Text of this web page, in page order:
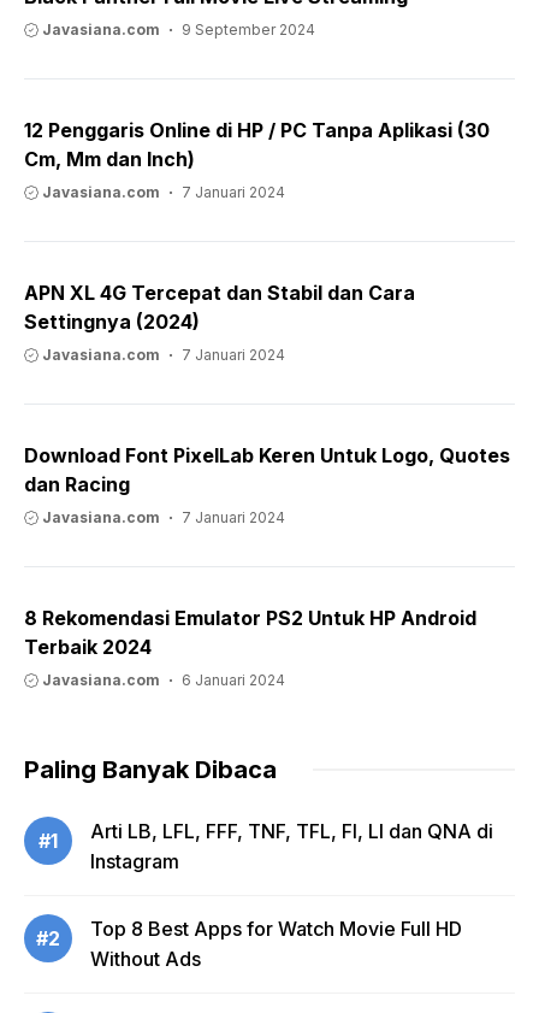
Javasiana.com 9 September 2024
12 Penggaris Online di HP / PC Tanpa Aplikasi (30
Cm, Mm dan Inch)
Javasiana.com 7 Januari 2024
APN XL 4G Tercepat dan Stabil dan Cara
Settingnya (2024)
Javasiana.com 7 Januari 2024
Download Font PixelLab Keren Untuk Logo, Quotes
dan Racing
Javasiana.com 7 Januari 2024
8 Rekomendasi Emulator PS2 Untuk HP Android
Terbaik 2024
Javasiana.com 6 Januari 2024
Paling Banyak Dibaca
#1
Arti LB, LFL, FFF, TNF, TFL, FI, LI dan QNA di
Instagram
#2
Top 8 Best Apps for Watch Movie Full HD
Without Ads